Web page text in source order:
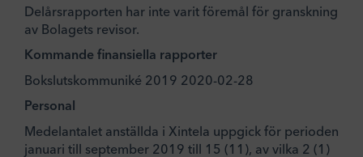
Delårsrapporten har inte varit föremål för granskning
av Bolagets revisor.
Kommande finansiella rapporter
Bokslutskommuniké 2019 2020-02-28
Personal
Medelantalet anställda i Xintela uppgick för perioden
januari till september 2019 till 15 (11), av vilka 2 (1)